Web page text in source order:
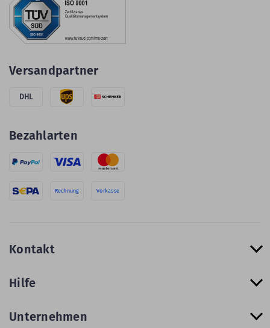
Versandpartner
DHL
Bezahlarten
Rechnung Vorkasse
Kontakt
Hilfe
Unternehmen